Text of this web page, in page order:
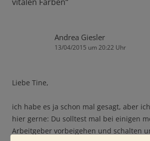
Andrea Giesler
13/04/2015 um 20:22 Uhr
Liebe Tine,
ich habe es ja schon mal gesagt, aber
hier gerne: Du solltest mal bei einigen
Arbeitgeber vorbeigehen und schalten